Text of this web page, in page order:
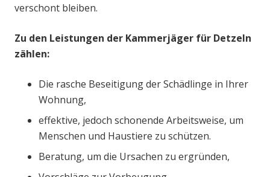
verschont bleiben.
Zu den Leistungen der Kammerjäger für Detzeln
zählen:
Die rasche Beseitigung der Schädlinge in Ihrer
Wohnung,
effektive, jedoch schonende Arbeitsweise, um
Menschen und Haustiere zu schützen.
Beratung, um die Ursachen zu ergründen,